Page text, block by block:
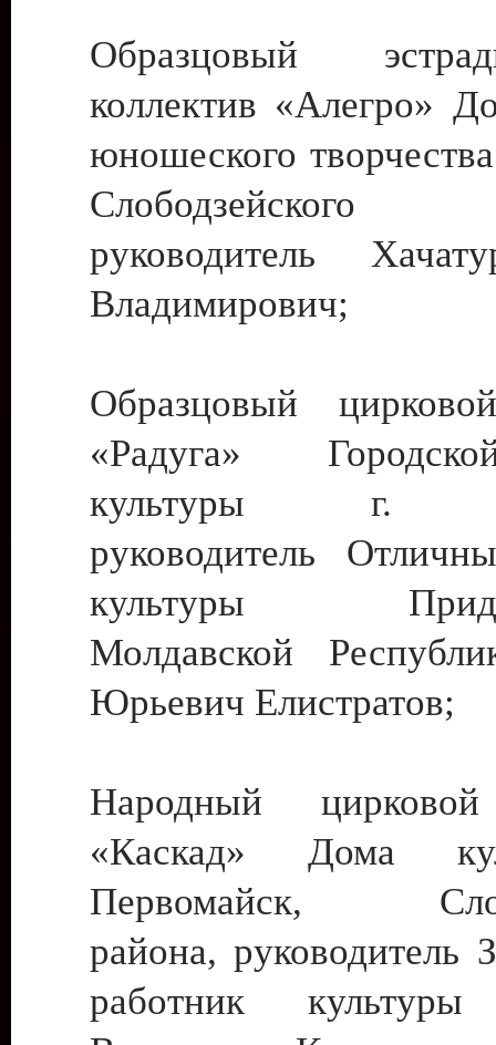
Образцовый
коллектив «Алегро»
юношеского
руководитель
Владимирович;
Образцовый
«Радуга»
культуры г.
руководитель
культуры
Молдавской
Юрьевич Елистратов;
Народный цирковой
«Каскад» Дома
Первомайск,
района, руководитель
работник культуры